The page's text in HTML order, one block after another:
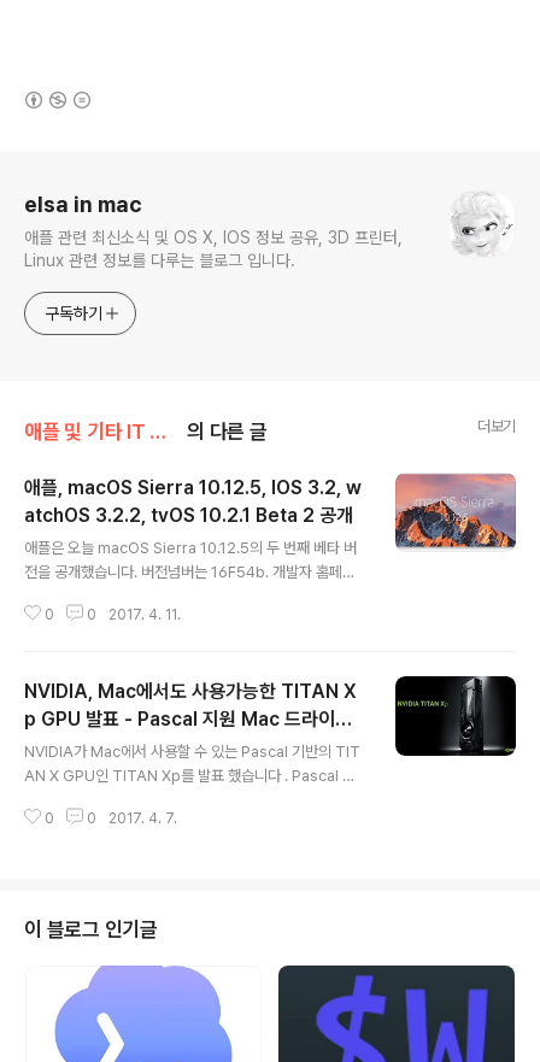
elsa in mac
애플 관련 최신소식 및 OS X, IOS 정보 공유, 3D 프린터,
Linux 관련 정보를 다루는 블로그 입니다.
구독하기
애플 및 기타 IT 소식/애플 관련 소식 의 다른 글 더보기
애플, macOS Sierra 10.12.5, IOS 3.2, w
atchOS 3.2.2, tvOS 10.2.1 Beta 2 공개
애플은 오늘 macOS Sierra 10.12.5의 두 번째 베타 버
전을 공개했습니다. 버전넘버는 16F54b. 개발자 홈페이
못 링크가 되어 내용을 확인할 수는 없습니다. 관리자 실수
4F5075a), watchOS 3.2.2(14V5475a), tvOS 10.2.
1(14W5573a) beta 2 도 함께 릴리즈 되었는데요. IOS
3.2 beta 2의 경우에는 carPlay를 위한 새로운 SiriKit
가 정상적으로 동작하지 않는 문제를 해결했고, 3rd-part
y VPN app들이 비 정상적으로 동작하는 ..
0 0 2017. 4. 11.
NVIDIA, Mac에서도 사용가능한 TITAN X
p GPU 발표 - Pascal 지원 Mac 드라이버
는 이르면 다음 주 중 공개
NVIDIA가 Mac에서 사용할 수 있는 Pascal 기반의 TIT
AN X GPU인 TITAN Xp를 발표 했습니다 . Pascal 아
아키택처로 14nm FinFET 공정으로 만들어 졌으며, Dire
훨씬 저렴한(?) 가격으로 공개하면서, 지각 변동을 예견하
기도 했었습니다. TITAN Xp는 TITAN X의 후속작.으로,
12GB GDDR 5X 기반으로 11.4 Gbps의 처리속도와 12
TFLOPs의 처리능력을 갖고 있습니다. 가격은 1,2..
0 0 2017. 4. 7.
이 블로그 인기글